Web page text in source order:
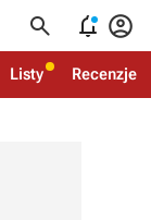
  
Listy Recenzje